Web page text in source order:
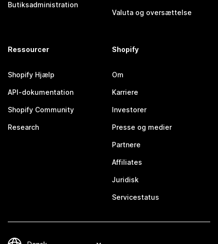
Butiksadministration
Valuta og oversættelse
Ressourcer
Shopify Hjælp
API-dokumentation
Shopify Community
Research
Shopify
Om
Karriere
Investorer
Presse og medier
Partnere
Affiliates
Juridisk
Servicestatus